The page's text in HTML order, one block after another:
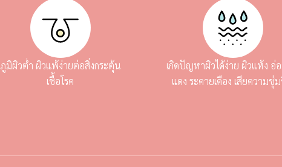
ภูมิผิวต่ำ ผิวแพ้ง่ายต่อสิ่งกระตุ้น
เชื้อโรค
เกิดปัญหาผิวได้ง่าย ผิวแห้ง อ่
แดง ระคายเคือง เสียความชุ่